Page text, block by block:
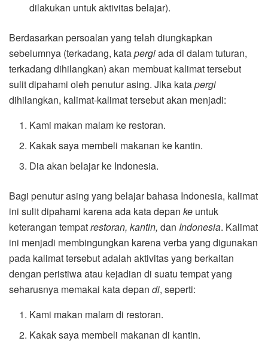
dilakukan untuk aktivitas belajar).
Berdasarkan persoalan yang telah diungkapkan
sebelumnya (terkadang, katapergiada di dalam tuturan,
terkadang dihilangkan) akan membuat kalimat tersebut
sulit dipahami oleh penutur asing. Jika katapergi
dihilangkan, kalimat-kalimat tersebut akan menjadi:
Kami makan malam ke restoran.
Kakak saya membeli makanan ke kantin.
Dia akan belajar ke Indonesia.
Bagi penutur asing yang belajar bahasa Indonesia, kalimat
ini sulit dipahami karena ada kata depan ke untuk
keterangan tempatrestoran, kantin, dan Indonesia. Kalimat
ini menjadi membingungkan karena verba yang digunakan
pada kalimat tersebut adalah aktivitas yang berkaitan
dengan peristiwa atau kejadian di suatu tempat yang
seharusnya memakai kata depan di, seperti:
Kami makan malam di restoran.
Kakak saya membeli makanan di kantin.